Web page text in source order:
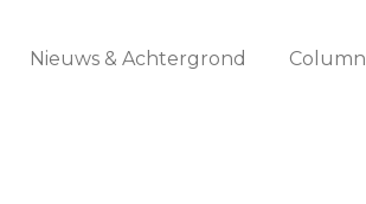
Nieuws & Achtergrond